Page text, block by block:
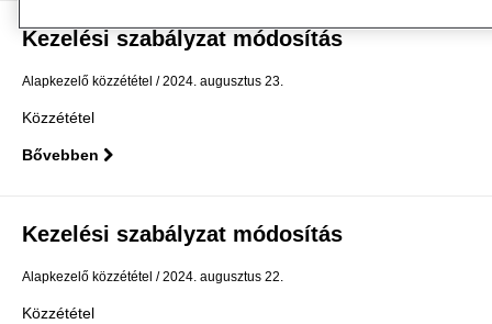
Kezelési szabályzat módosítás
Alapkezelő közzététel 2024. augusztus 23.
Közzététel
Bővebben
Kezelési szabályzat módosítás
Alapkezelő közzététel 2024. augusztus 22.
Közzététel